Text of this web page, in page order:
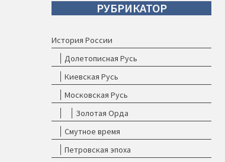
РУБРИКАТОР
История России
Долетописная Русь
Киевская Русь
Московская Русь
Золотая Орда
Смутное время
Петровская эпоха